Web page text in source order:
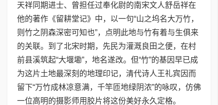
天祥同期进士、曾担任过奉化尉的南宋文人舒岳祥在
他的著作《留耕堂记》中，以一句“山之坞名大万竹，
则竹之阴森深密可知也”，点明此地与竹有着与生俱来
的关联。到了北宋时期，先民为灌溉良田之便，在村
前县溪筑起“大堰墈”，地名遂改。但“竹”的基因早已成
为这片土地最深刻的地理印记，清代诗人王礼宾因而
留下“万竹成林凉意满，千竿匝地绿阴浓”的咏叹，仿佛
一位高明的摄影师用胶片将这份美好永久定格。